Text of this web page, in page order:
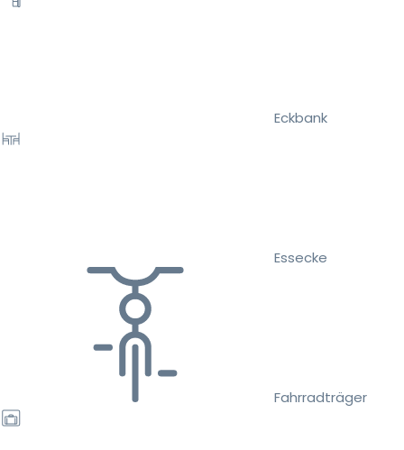
Eckbank
Essecke
Fahrradträger